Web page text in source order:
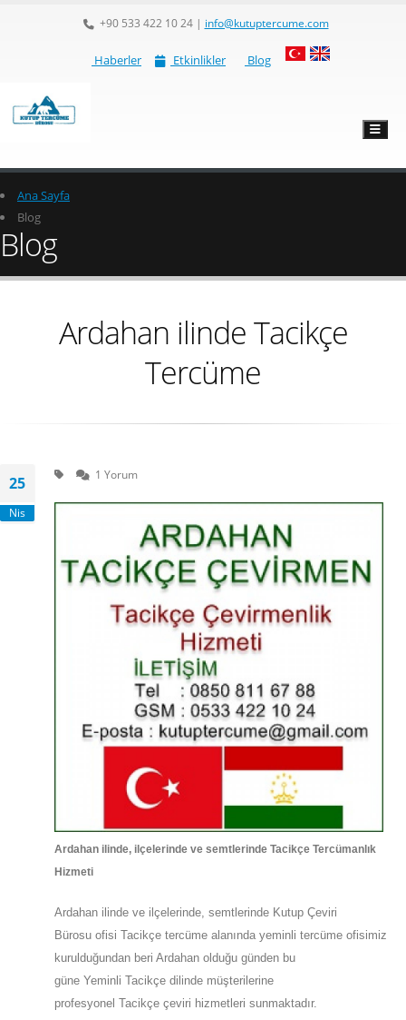
+90 533 422 10 24| info@kutuptercume.com
Haberler Etkinlikler Blog
Ana Sayfa
Blog
Blog
Ardahan ilinde Tacikçe
Tercüme
25
Nis
1 Yorum
Ardahan ilinde, ilçelerinde ve semtlerinde Tacikçe Tercümanlık
Hizmeti
Ardahan ilinde ve ilçelerinde, semtlerinde Kutup Çeviri
Bürosu ofisi Tacikçe tercüme alanında yeminli tercüme ofisimiz
kurulduğundan beri Ardahan olduğu günden bu
güne Yeminli Tacikçe dilinde müşterilerine
profesyonel Tacikçe çeviri hizmetleri sunmaktadır.